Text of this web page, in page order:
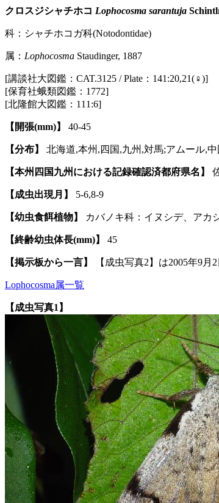
クロスジシャチホコ Lophocosma sarantuja
科：シャチホコガ科(Notodontidae)
属： Lophocosma Staudinger, 1887
[講談社大図鑑：CAT.3125 / Plate：141:20,21(♀)]
[保育社蛾類図鑑：1772]
[北隆館大図鑑：111:6]
【開張(mm)】 40-45
【分布】 北海道,本州,四国,九州,対馬;アムール,中
【本州四国九州における記録確認済都府県名】
【成虫出現月】 5-6,8-9
【幼虫食餌植物】 カバノキ科：イヌシデ、ア
【終齢幼虫体長(mm)】 45
【掲示板から一言】 【成虫写真2】は2005年9月
Lophocosma属一覧
【成虫写真1】